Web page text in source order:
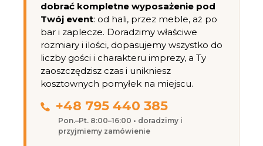
dobrać kompletne wyposażenie pod
Twój event: od hali, przez meble, aż po
bar i zaplecze. Doradzimy właściwe
rozmiary i ilości, dopasujemy wszystko do
liczby gości i charakteru imprezy, a Ty
zaoszczędzisz czas i unikniesz
kosztownych pomyłek na miejscu.
+48 795 440 385
Pon.–Pt. 8:00–16:00 • doradzimy i
przyjmiemy zamówienie